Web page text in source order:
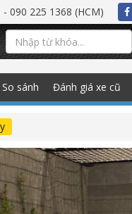
090 225 1368 (HCM)
So sánh Đánh giá xe cũ